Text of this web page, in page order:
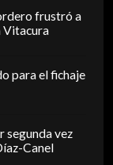
frustró a
Vitacura
para el fichaje
segunda vez
Canel